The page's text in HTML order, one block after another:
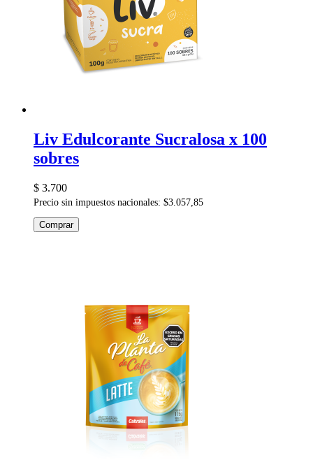
Liv Edulcorante Sucralosa x 100
sobres
$ 3.700
Precio sin impuestos nacionales: $3.057,85
Comprar